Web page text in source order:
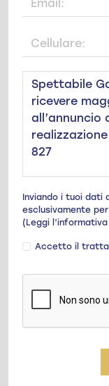
Inviando i tuoi
esclusivamente
(Leggi
Accetto il